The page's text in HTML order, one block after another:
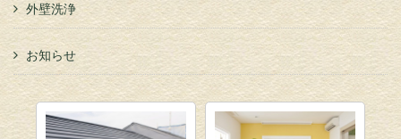
外壁洗浄
お知らせ